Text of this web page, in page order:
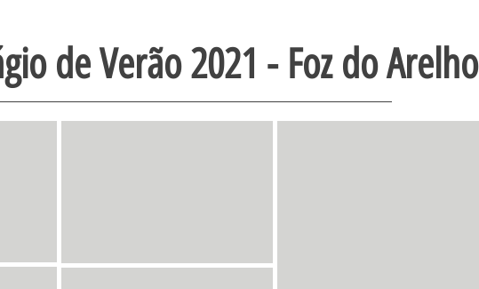
de Verão 2021 - Foz do Arelho